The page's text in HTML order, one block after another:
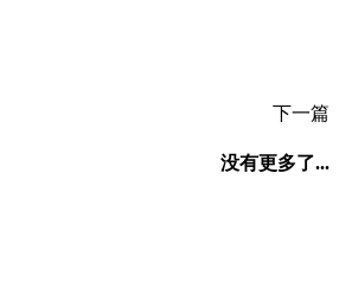
下一篇
没有更多了...